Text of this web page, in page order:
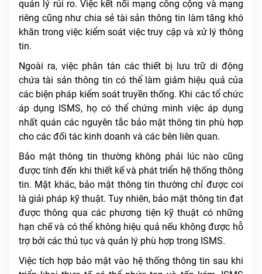
quản lý rủi ro. Việc kết nối mạng công cộng và mạng
riêng cũng như chia sẻ tài sản thông tin làm tăng khó
khăn trong việc kiểm soát việc truy cập và xử lý thông
tin.
Ngoài ra, việc phân tán các thiết bị lưu trữ di động
chứa tài sản thông tin có thể làm giảm hiệu quả của
các biện pháp kiểm soát truyền thống. Khi các tổ chức
áp dụng ISMS, họ có thể chứng minh việc áp dụng
nhất quán các nguyên tắc bảo mật thông tin phù hợp
cho các đối tác kinh doanh và các bên liên quan.
Bảo mật thông tin thường không phải lúc nào cũng
được tính đến khi thiết kế và phát triển hệ thống thông
tin. Mặt khác, bảo mật thông tin thường chỉ được coi
là giải pháp kỹ thuật. Tuy nhiên, bảo mật thông tin đạt
được thông qua các phương tiện kỹ thuật có những
hạn chế và có thể không hiệu quả nếu không được hỗ
trợ bởi các thủ tục và quản lý phù hợp trong ISMS.
Việc tích hợp bảo mật vào hệ thống thông tin sau khi